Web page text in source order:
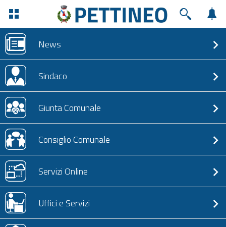
News
Sindaco
Giunta Comunale
Consiglio Comunale
Servizi Online
Uffici e Servizi